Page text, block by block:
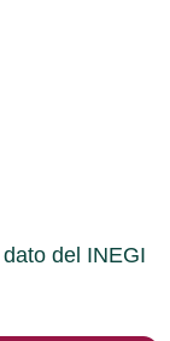
del INEGI